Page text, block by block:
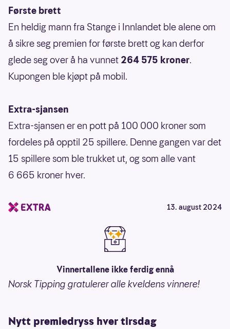
Første brett
En heldig mann fra Stange i Innlandet ble alene om
å sikre seg premien for første brett og kan derfor
glede seg over å ha vunnet 264 575 kroner.
Kupongen ble kjøpt på mobil.
Extra-sjansen
Extra-sjansen er en pott på 100 000 kroner som
fordeles på opptil 25 spillere. Denne gangen var det
15 spillere som ble trukket ut, og som alle vant
6 665 kroner hver.
13. august 2024
Vinnertallene ikke ferdig ennå
Norsk Tipping gratulerer alle kveldens vinnere!
Nytt premiedryss hver tirsdag